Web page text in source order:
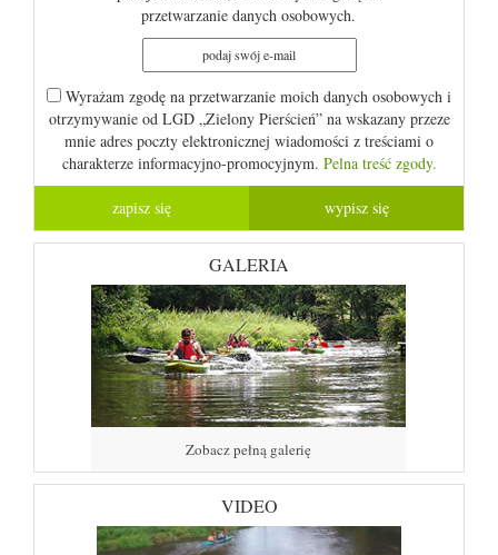
przetwarzanie danych osobowych.
Wyrażam zgodę na przetwarzanie moich danych osobowych i
otrzymywanie od LGD „Zielony Pierścień” na wskazany przeze
mnie adres poczty elektronicznej wiadomości z treściami o
charakterze informacyjno-promocyjnym. Pelna treść zgody.
GALERIA
Zobacz pełną galerię
VIDEO